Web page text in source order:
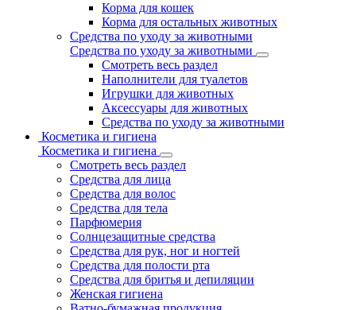
Корма для кошек
Корма для остальных животных
Средства по уходу за животными
Средства по уходу за животными
Смотреть весь раздел
Наполнители для туалетов
Игрушки для животных
Аксессуары для животных
Средства по уходу за животными
Косметика и гигиена
Косметика и гигиена
Смотреть весь раздел
Средства для лица
Средства для волос
Средства для тела
Парфюмерия
Солнцезащитные средства
Средства для рук, ног и ногтей
Средства для полости рта
Средства для бритья и депиляции
Женская гигиена